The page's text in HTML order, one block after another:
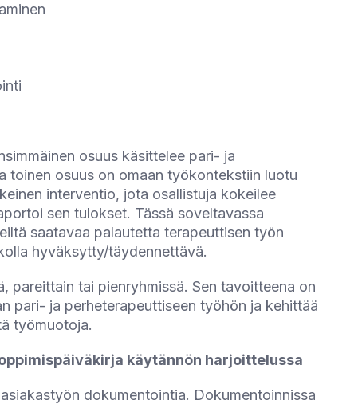
osuus käsittelee pari- ja
toinen osuus on omaan työkontekstiin luotu
interventio, jota osallistuja kokeilee
sen tulokset. Tässä soveltavassa
saatavaa palautetta terapeuttisen työn
hyväksytty/täydennettävä.
pareittain tai pienryhmissä. Sen tavoitteena on
pari- ja perheterapeuttiseen työhön ja kehittää
työmuotoja.
käytännön harjoittelussa
dokumentointia. Dokumentoinnissa